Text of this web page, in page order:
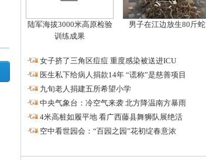
陆军海拔3000米高原检验
训练成果
男子在江边放生80斤蛇
·
女子挤了三角区痘痘 重度感染被送进ICU
·
医生私下给病人捐款14年 “谎称”是慈善项目
·
九旬老人捐建五所希望小学
·
中央气象台：冷空气来袭 北方降温南方暴雨
·
4米高桩如履平地 看广西藤县舞狮队展绝活
·
空中看世园会：“百园之园”花初绽春意浓